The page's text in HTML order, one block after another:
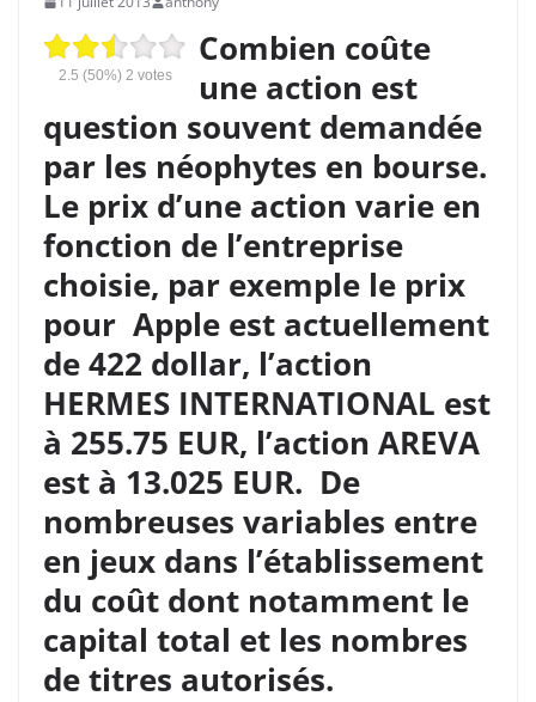
2.5 (50%) 2 votes
Combien coûte
une action est
question souvent demandée
par les néophytes en bourse.
Le prix d’une action varie en
fonction de l’entreprise
choisie, par exemple le prix
pour Apple est actuellement
de 422 dollar, l’action
HERMES INTERNATIONAL est
à 255.75 EUR, l’action AREVA
est à 13.025 EUR. De
nombreuses variables entre
en jeux dans l’établissement
du coût dont notamment le
capital total et les nombres
de titres autorisés.